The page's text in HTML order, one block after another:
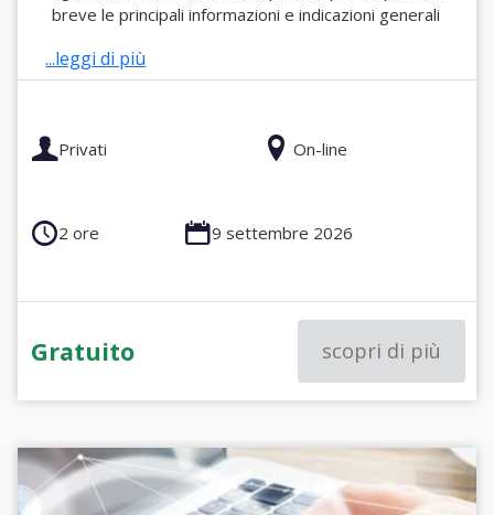
breve le principali informazioni e indicazioni generali
...leggi di più
Privati On-line
2 ore 9 settembre 2026
Gratuito scopri di più